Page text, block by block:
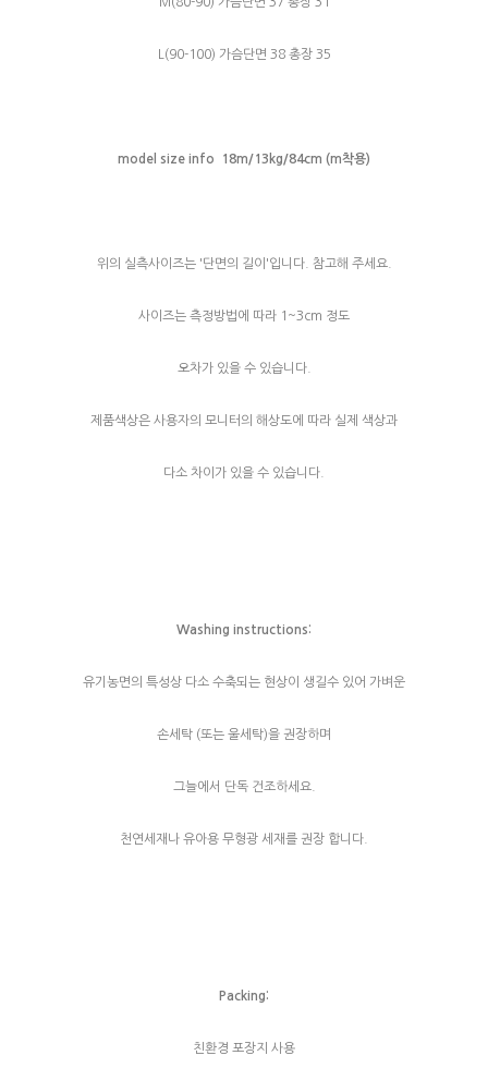
L(90-100) 가슴단면 38 총장 35
model size info 18m/13kg/84cm (m착용)
위의 실측사이즈는 '단면의 길이'입니다. 참고해 주세요.
사이즈는 측정방법에 따라 1~3cm 정도
오차가 있을 수 있습니다.
제품색상은 사용자의 모니터의 해상도에 따라 실제 색상과
다소 차이가 있을 수 있습니다.
Washing instructions:
유기농면의 특성상 다소 수축되는 현상이 생길수 있어 가벼운
손세탁 (또는 울세탁)을 권장하며
그늘에서 단독 건조하세요.
천연세재나 유아용 무형광 세재를 권장 합니다.
Packing:
친환경 포장지 사용